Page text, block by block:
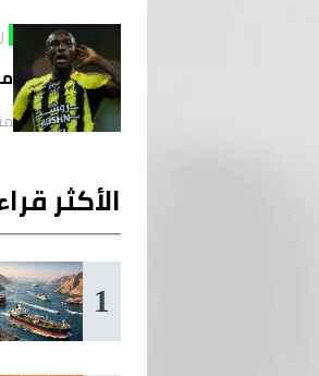
الأكثر
1